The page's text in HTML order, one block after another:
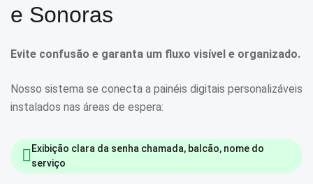
e Sonoras
Evite confusão e garanta um fluxo visível e organizado.
Nosso sistema se conecta a painéis digitais personalizáveis
instalados nas áreas de espera:
Exibição clara da senha chamada, balcão, nome do
serviço